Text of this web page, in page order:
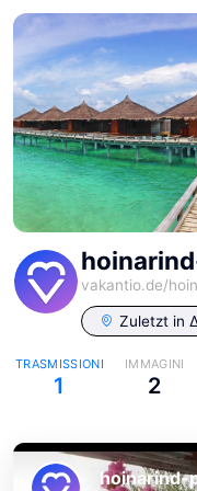
vakantio.de/
Zuletzt in
TRASMISSIONI
1
IMMAGINI
2
hoinarind-